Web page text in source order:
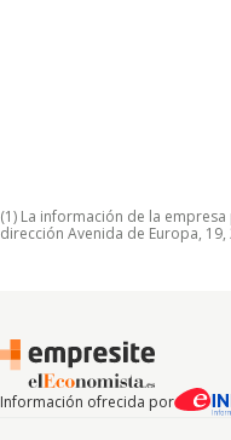
(1) La información de la
dirección Avenida de Europa,
Información ofrecida por